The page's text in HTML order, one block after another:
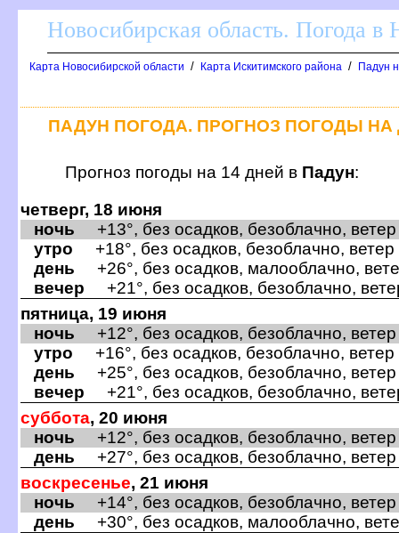
Новосибирская область. Погода в
Карта Новосибирской области / Карта Искитимского района / Падун
ПАДУН ПОГОДА. ПРОГНОЗ ПОГОДЫ НА
Прогноз погоды на 14 дней Падун:
четверг, 18 июня
ночь +13°, без осадков, безоблачно,
утро +18°, без осадков, безоблачно,
день +26°, без осадков, малооблачно,
ечер +21°, без осадков, безоблачно,
пятница, 19 июня
ночь +12°, без осадков, безоблачно,
утро +16°, без осадков, безоблачно,
день +25°, без осадков, безоблачно,
ечер +21°, без осадков, безоблачно,
суббота, 20 июня
ночь +12°, без осадков, безоблачно,
день +27°, без осадков, безоблачно,
оскресенье, 21 июня
ночь +14°, без осадков, безоблачно,
день +30°, без осадков, малооблачно,